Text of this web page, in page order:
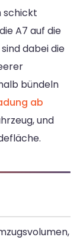
schickt
A7 auf die
dabei die
bündeln
ab
und